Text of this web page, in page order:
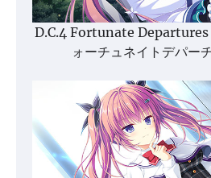
D.C.4 Fortunate Departures
ォーチュネイトデパー